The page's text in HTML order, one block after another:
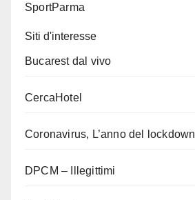
SportParma
Siti d'interesse
Bucarest dal vivo
CercaHotel
Coronavirus, L’anno del lockdown
DPCM – Illegittimi